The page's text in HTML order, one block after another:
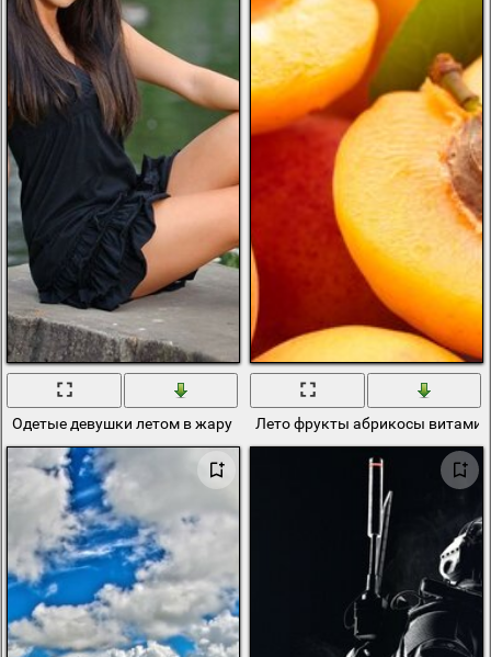
Одетые девушки летом в жару смешные!Лето фрукты абрикосы